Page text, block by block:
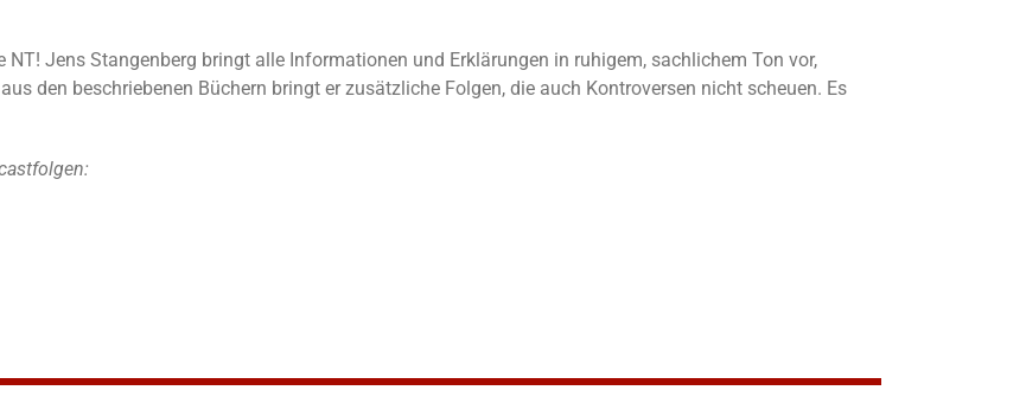
Jens Stangenberg bringt alle Informationen und Erklärungen in ruhigem, sachlichem Ton vor,
den beschriebenen Büchern bringt er zusätzliche Folgen, die auch Kontroversen nicht scheuen. Es